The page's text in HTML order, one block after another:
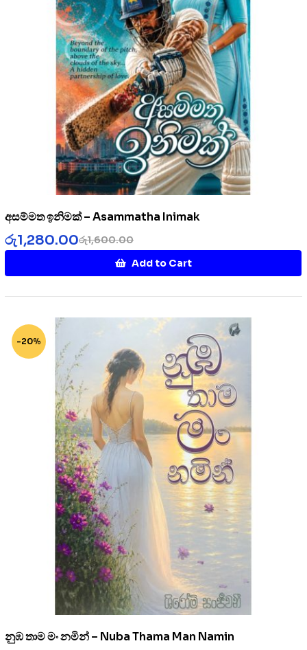
අසම්මත ඉනිමක් – Asammatha Inimak
රු1,600.00
රු1,280.00
Add to Cart
-20%
නුඹ තාම මං නමින් – Nuba Thama Man Namin